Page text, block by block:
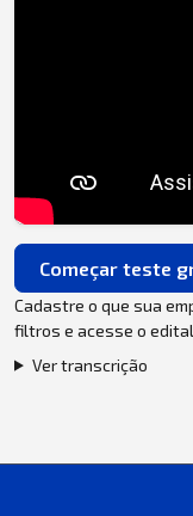
Começar teste
Cadastre o que sua
filtros e acesse o
Ver transcrição